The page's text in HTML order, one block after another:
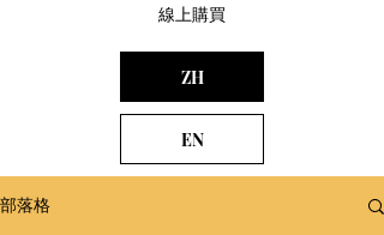
線上購買
ZH
EN
部落格